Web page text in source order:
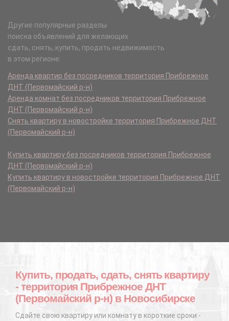
Другие популярные разделы
поиска объявлений для желающих
сдать, снять, купить, продать недвижимость
в этом регионе:
Аренда квартир без посредников территория Прибрежное
ДНТ (Первомайский р-н)
Аренда комнат без посредников территория Прибрежное
ДНТ (Первомайский р-н)
Снять квартиру в новостройке территория Прибрежное ДНТ
(Первомайский р-н)
Купить квартиру без посредников территория Прибрежное
ДНТ (Первомайский р-н)
Купить квартиру в новостройке территория Прибрежное ДНТ
(Первомайский р-н)
Купить, продать, сдать, снять квартиру
- территория Прибрежное ДНТ
(Первомайский р-н) в Новосибирске
Сдайте свою квартиру или комнату в короткие сроки -